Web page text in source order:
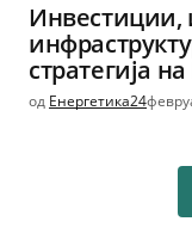
Инвестиции,
стратегија на
од Енергетика24